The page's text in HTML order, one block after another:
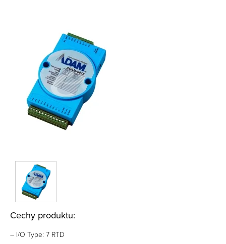
Cechy produktu:
– I/O Type: 7 RTD